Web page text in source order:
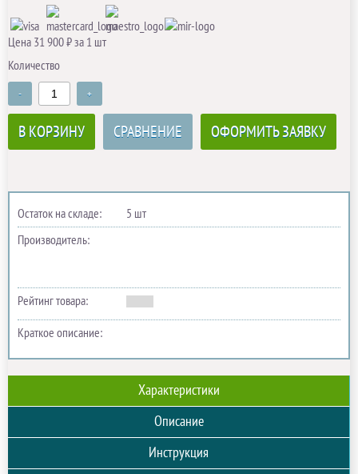
Цена 31 900 ₽ за 1 шт
Количество
- +
В КОРЗИНУ СРАВНЕНИЕ ОФОРМИТЬ ЗАЯВКУ
Остаток на складе:
5 шт
Производитель:
Рейтинг товара:
Краткое описание:
Характеристики
Описание
Инструкция